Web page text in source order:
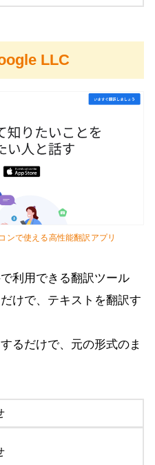
LLC
ンで使える高性能翻訳アプリ
利用できる翻訳ツール
けで、テキストを翻訳す
るだけで、元の形式のま